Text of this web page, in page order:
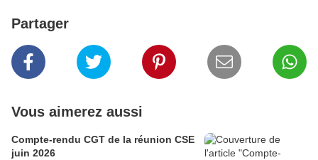
Partager
Vous aimerez aussi
Compte-rendu CGT de la réunion CSE
juin 2026